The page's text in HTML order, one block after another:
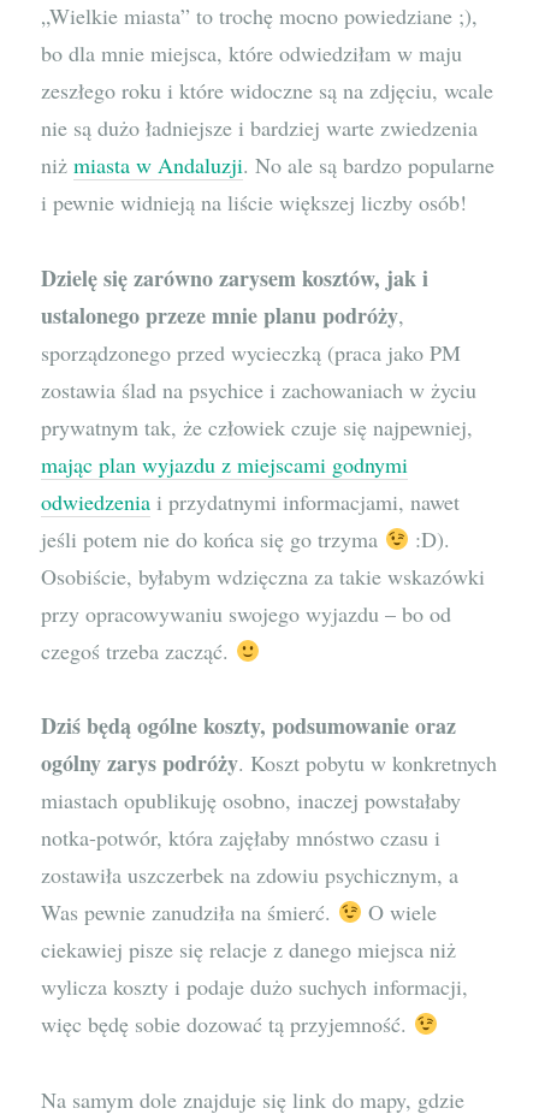
„Wielkie miasta” to trochę mocno powiedziane ;),
bo dla mnie miejsca, które odwiedziłam w maju
zeszłego roku i które widoczne są na zdjęciu, wcale
nie są dużo ładniejsze i bardziej warte zwiedzenia
niżmiasta w Andaluzji. No ale są bardzo popularne
i pewnie widnieją na liście większej liczby osób!
Dzielę się zarówno zarysem kosztów, jak i
ustalonego przeze mnie planu podróży,
sporządzonego przed wycieczką (praca jako PM
zostawia ślad na psychice i zachowaniach w życiu
prywatnym tak, że człowiek czuje się najpewniej,
mając plan wyjazdu z miejscami godnymi
odwiedzenia i przydatnymi informacjami, nawet
jeśli potem nie do końca się go trzyma
:D).
Osobiście, byłabym wdzięczna za takie wskazówki
przy opracowywaniu swojego wyjazdu – bo od
czegoś trzeba zacząć.
Dziś będą ogólne koszty, podsumowanie oraz
ogólny zarys podróży. Koszt pobytu w konkretnych
miastach opublikuję osobno, inaczej powstałaby
notka-potwór, która zajęłaby mnóstwo czasu i
zostawiła uszczerbek na zdowiu psychicznym, a
Was pewnie zanudziła na śmierć.
O wiele
ciekawiej pisze się relacje z danego miejsca niż
wylicza koszty i podaje dużo suchych informacji,
więc będę sobie dozować tą przyjemność.
Na samym dole znajduje się link do mapy, gdzie